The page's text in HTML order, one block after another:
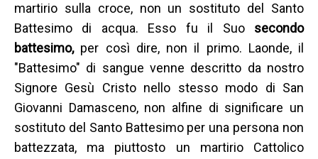
martirio sulla croce, non un sostituto del Santo
Battesimo di acqua. Esso fu il Suo secondo
battesimo, per così dire, non il primo. Laonde, il
"Battesimo" di sangue venne descritto da nostro
Signore Gesù Cristo nello stesso modo di San
Giovanni Damasceno, non alfine di significare un
sostituto del Santo Battesimo per una persona non
battezzata, ma piuttosto un martirio Cattolico